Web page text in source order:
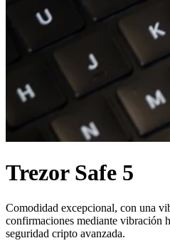
Trezor Safe 5
Comodidad excepcional, con una
confirmaciones mediante vibración
seguridad cripto avanzada.